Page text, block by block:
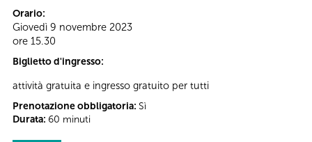
Orario:
Giovedì 9 novembre 2023
ore 15.30
Biglietto d'ingresso:
attività gratuita e ingresso gratuito per tutti
Prenotazione obbligatoria: Sì
Durata: 60 minuti